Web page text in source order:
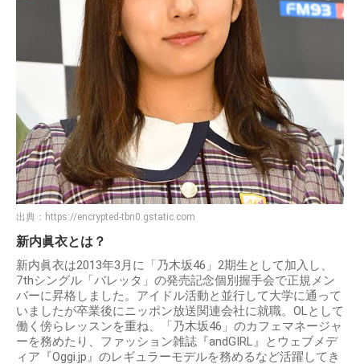
出典： https://encrypted-tbn0.gstatic.com
新内眞衣とは？
新内眞衣は2013年3月に「乃木坂46」2期生として加入し、
7thシングル「バレッタ」の発売記念個別握手会で正規メン
バーに昇格しました。アイドル活動と並行して大学に通って
いましたが卒業後にニッポン放送関連会社に就職。OLとして
働く傍らレッスンを重ね、「乃木坂46」のカフェマネージャ
ーを務めたり、ファッション雑誌『andGIRL』とウェブメデ
ィア『Oggi.jp』のレギュラーモデルを務めるなど活躍してき